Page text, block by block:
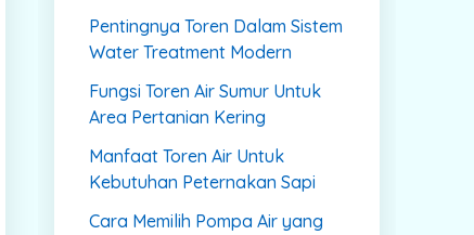
Pentingnya Toren Dalam Sistem
Water Treatment Modern
Fungsi Toren Air Sumur Untuk
Area Pertanian Kering
Manfaat Toren Air Untuk
Kebutuhan Peternakan Sapi
Cara Memilih Pompa Air yang